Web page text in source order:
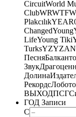
CircuitWorld
Club
Plakcılık
ChangedYoung
LifeYoung Tiki
TurksYZYZAN
Песня
Звук
Долина
Рекордс
ВЫХОДПСГ
ГОД Записи
С